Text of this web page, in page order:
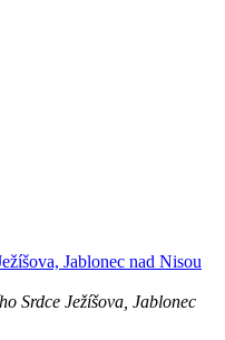
Jablonec nad Nisou
Srdce Ježíšova, Jablonec